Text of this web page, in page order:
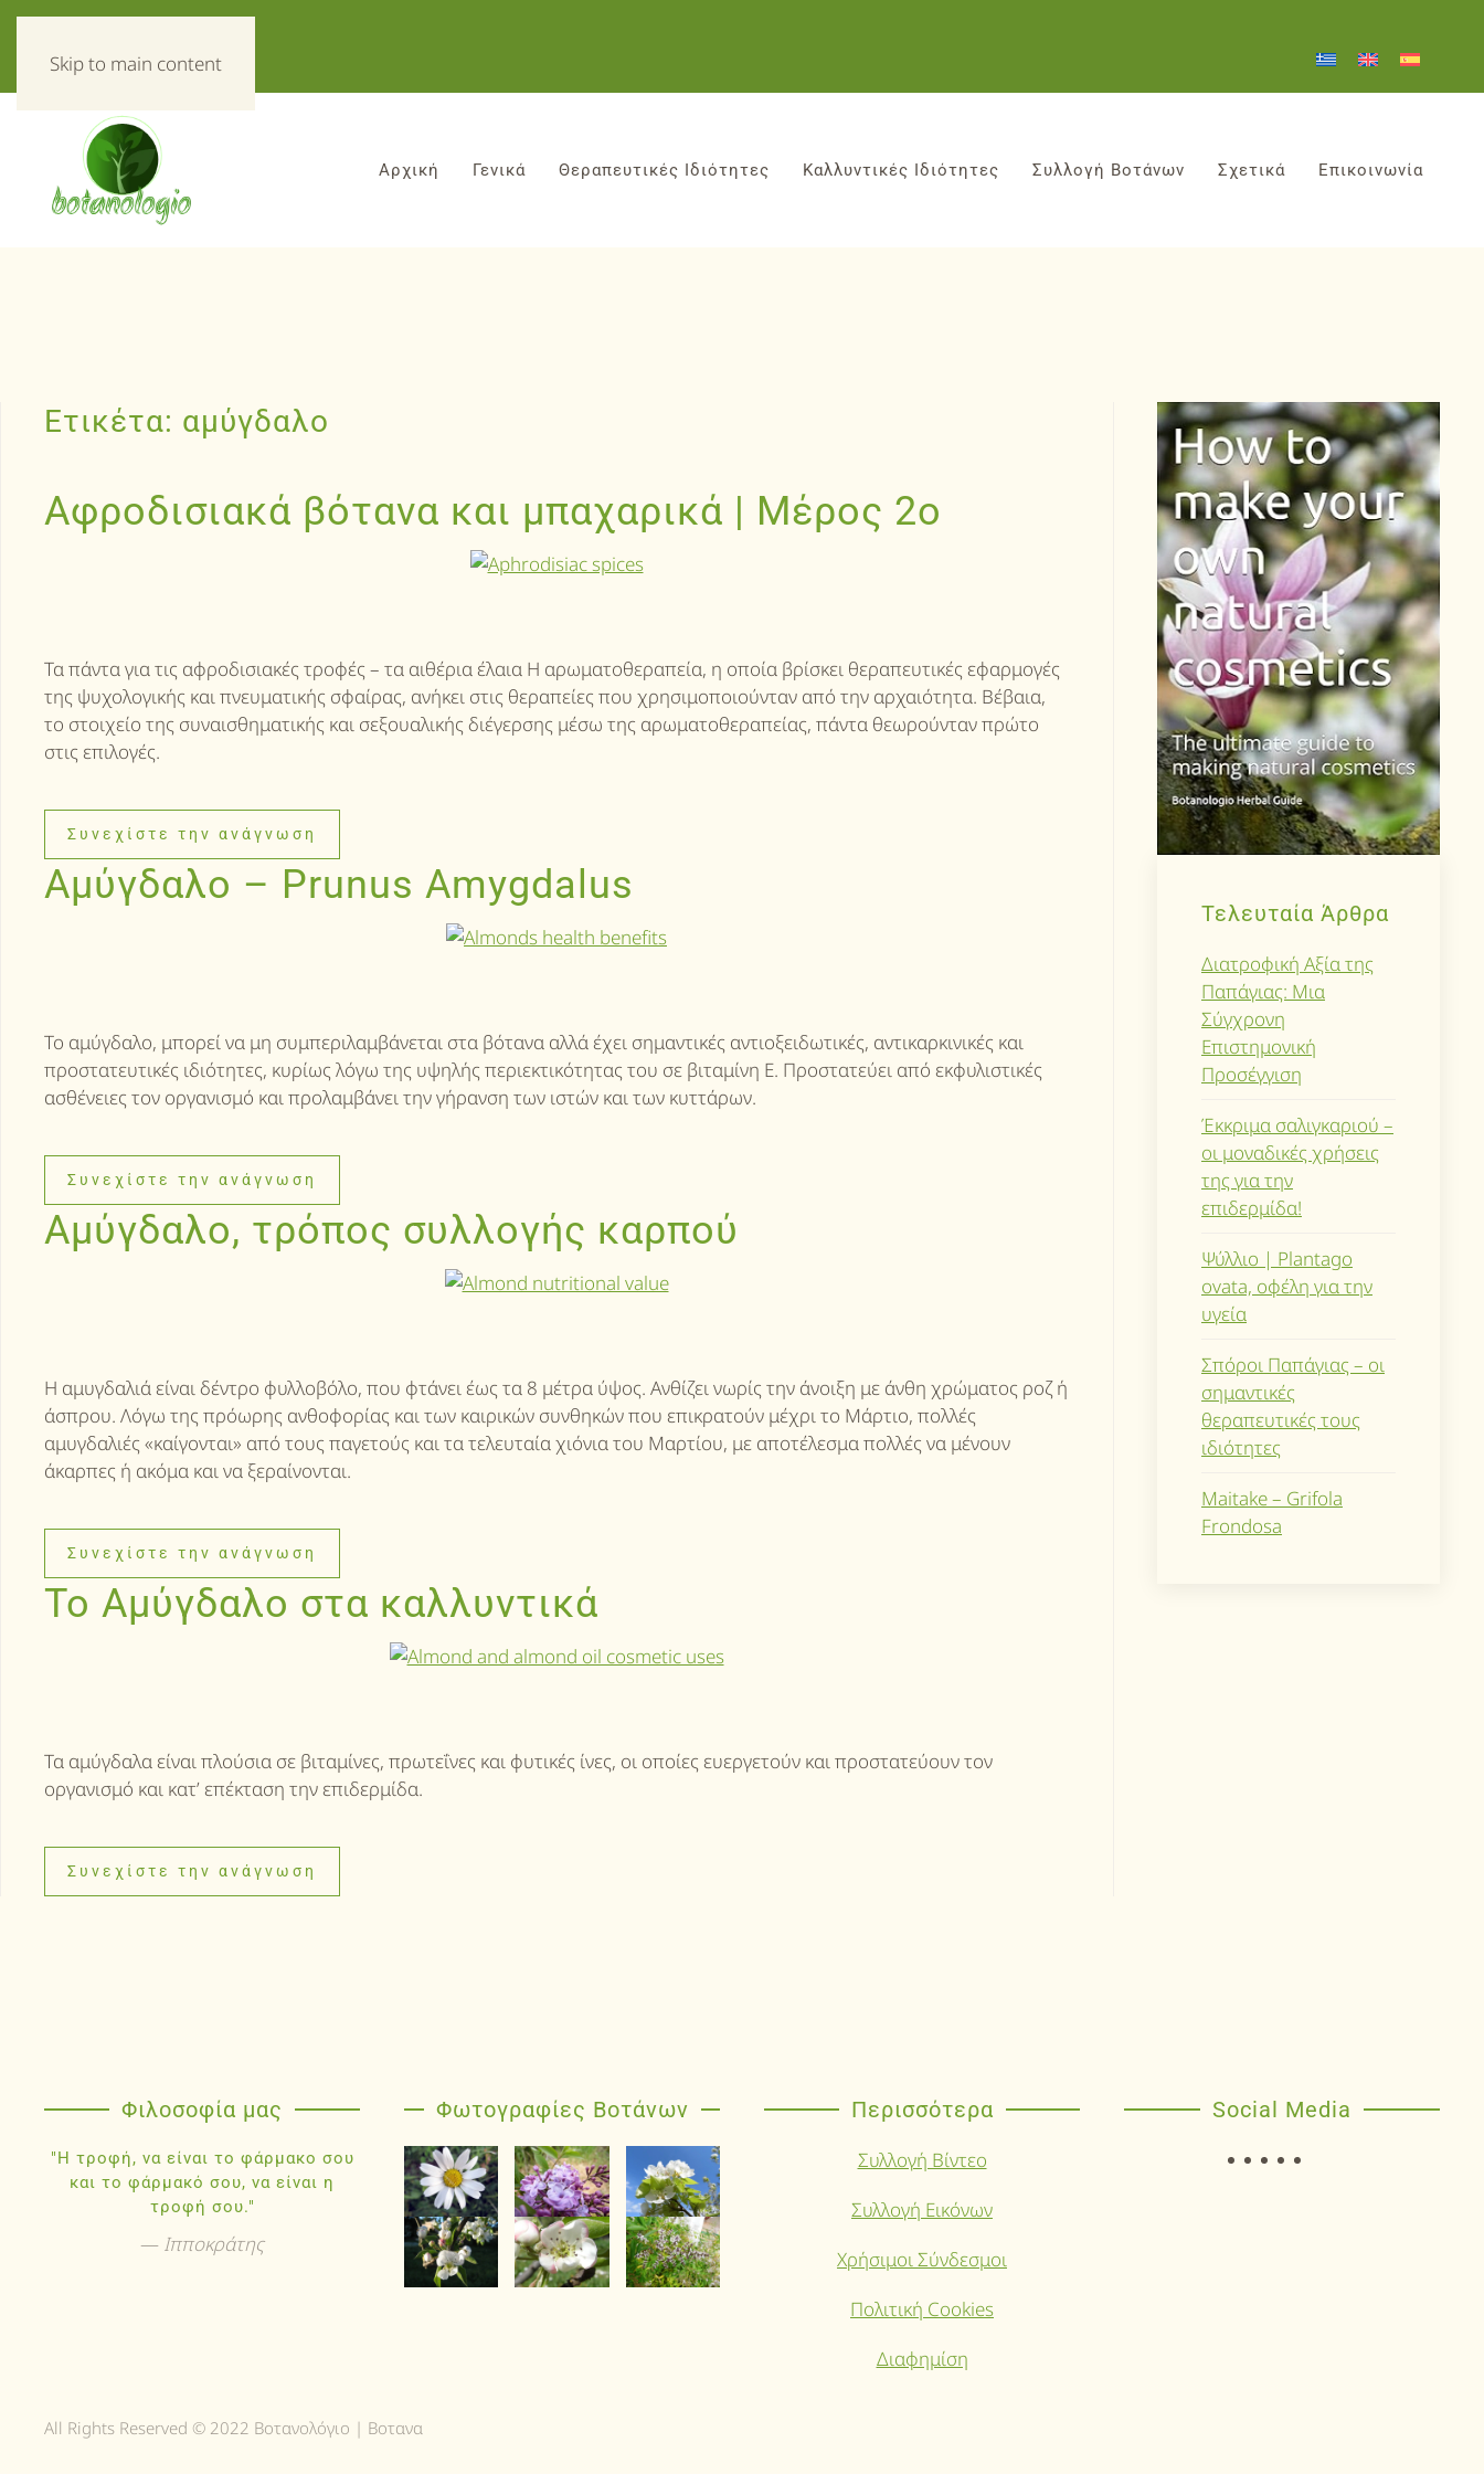
Skip to main content
Αρχική Γενικά Θεραπευτικές Ιδιότητες Καλλυντικές Ιδιότητες Συλλογή Βοτάνων Σχετικά Επικοινωνία
Ετικέτα: αμύγδαλο
Αφροδισιακά βότανα και μπαχαρικά | Μέρος 2o
Τα πάντα για τις αφροδισιακές τροφές – τα αιθέρια έλαια Η αρωματοθεραπεία, η οποία βρίσκει θεραπευτικές εφαρμογές
της ψυχολογικής και πνευματικής σφαίρας, ανήκει στις θεραπείες που χρησιμοποιούνταν από την αρχαιότητα. Βέβαια,
το στοιχείο της συναισθηματικής και σεξουαλικής διέγερσης μέσω της αρωματοθεραπείας, πάντα θεωρούνταν πρώτο
στις επιλογές.
Συνεχίστε την ανάγνωση
Αμύγδαλο – Prunus Amygdalus
Το αμύγδαλο, μπορεί να μη συμπεριλαμβάνεται στα βότανα αλλά έχει σημαντικές αντιοξειδωτικές, αντικαρκινικές και
προστατευτικές ιδιότητες, κυρίως λόγω της υψηλής περιεκτικότητας του σε βιταμίνη Ε. Προστατεύει από εκφυλιστικές
ασθένειες τον οργανισμό και προλαμβάνει την γήρανση των ιστών και των κυττάρων.
Συνεχίστε την ανάγνωση
Αμύγδαλο, τρόπος συλλογής καρπού
Η αμυγδαλιά είναι δέντρο φυλλοβόλο, που φτάνει έως τα 8 μέτρα ύψος. Ανθίζει νωρίς την άνοιξη με άνθη χρώματος ροζ ή
άσπρου. Λόγω της πρόωρης ανθοφορίας και των καιρικών συνθηκών που επικρατούν μέχρι το Μάρτιο, πολλές
αμυγδαλιές «καίγονται» από τους παγετούς και τα τελευταία χιόνια του Μαρτίου, με αποτέλεσμα πολλές να μένουν
άκαρπες ή ακόμα και να ξεραίνονται.
Συνεχίστε την ανάγνωση
Το Αμύγδαλο στα καλλυντικά
Τα αμύγδαλα είναι πλούσια σε βιταμίνες, πρωτεΐνες και φυτικές ίνες, οι οποίες ευεργετούν και προστατεύουν τον
οργανισμό και κατ’ επέκταση την επιδερμίδα.
Συνεχίστε την ανάγνωση
Τελευταία Άρθρα
Διατροφική Αξία της
Παπάγιας: Μια
Σύγχρονη
Επιστημονική
Προσέγγιση
Έκκριμα σαλιγκαριού –
οι μοναδικές χρήσεις
της για την
επιδερμίδα!
Ψύλλιο | Plantago
ovata, οφέλη για την
υγεία
Σπόροι Παπάγιας – οι
σημαντικές
θεραπευτικές τους
ιδιότητες
Maitake – Grifola
Frondosa
Φιλοσοφία μας
"Η τροφή, να είναι το φάρμακο σου
και το φάρμακό σου, να είναι η
τροφή σου."
Ιπποκράτης
Φωτογραφίες Βοτάνων Περισσότερα
Συλλογή Βίντεο
Συλλογή Εικόνων
Χρήσιμοι Σύνδεσμοι
Πολιτική Cookies
Διαφημίση
Social Media
All Rights Reserved © 2022 Βοτανολόγιο | Βοτανα